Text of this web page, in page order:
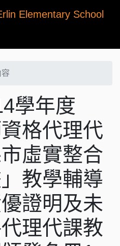
Elementary School
學年度
資格代理代
虛實整合
教學輔導
證明及未
理代課教